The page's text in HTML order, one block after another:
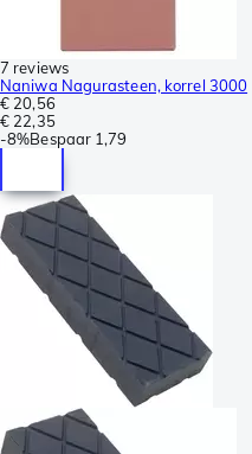
7 reviews
Naniwa Nagurasteen, korrel 3000
€ 20,56
€ 22,35
-8%Bespaar 1,79